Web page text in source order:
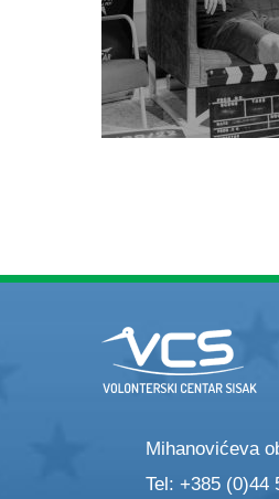
Mihanovićeva
Tel: +385 (0)44